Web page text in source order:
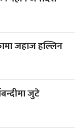
जहाज हल्लिन
जुटे